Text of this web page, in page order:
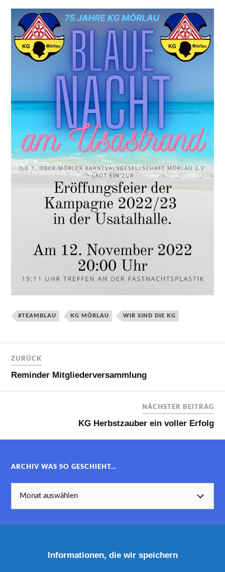
#TEAMBLAU KG MÖRLAU WIR SIND DIE KG
ZURÜCK
Reminder Mitgliederversammlung
NÄCHSTER BEITRAG
KG Herbstzauber ein voller Erfolg
ARCHIV WAS SO GESCHIEHT…
KATEGORIENInformationen, die wir speichern